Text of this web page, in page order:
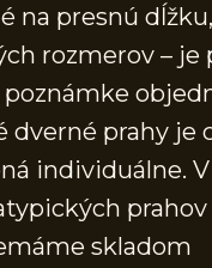
na presnú
rozmerov – je
dverné prahy je
individuálne.
prahov
skladom